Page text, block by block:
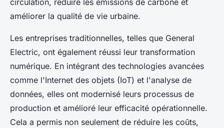
circulation, réduire les émissions de carbone et
améliorer la qualité de vie urbaine.
Les entreprises traditionnelles, telles que General
Electric, ont également réussi leur transformation
numérique. En intégrant des technologies avancées
comme l'Internet des objets (IoT) et l'analyse de
données, elles ont modernisé leurs processus de
production et amélioré leur efficacité opérationnelle.
Cela a permis non seulement de réduire les coûts,